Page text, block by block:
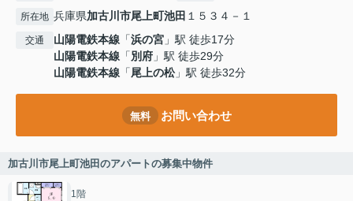
所在地 兵庫県加古川市尾上町池田 １５３４－１
交通 山陽電鉄本線 「浜の宮 」駅 徒歩17分
山陽電鉄本線 「別府 」駅 徒歩29分
山陽電鉄本線 「尾上の松」駅 徒歩32分
無料 お問い合わせ
加古川市尾上町池田のアパートの募集中物件
1階